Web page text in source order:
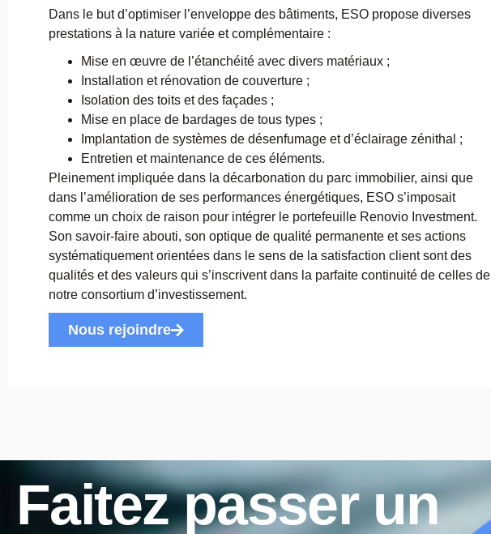
Dans le but d’optimiser l’enveloppe des bâtiments, ESO propose diverses
prestations à la nature variée et complémentaire :
Mise en œuvre de l’étanchéité avec divers matériaux ;
Installation et rénovation de couverture ;
Isolation des toits et des façades ;
Mise en place de bardages de tous types ;
Implantation de systèmes de désenfumage et d’éclairage zénithal ;
Entretien et maintenance de ces éléments.
Pleinement impliquée dans la décarbonation du parc immobilier, ainsi que
dans l’amélioration de ses performances énergétiques, ESO s’imposait
comme un choix de raison pour intégrer le portefeuille Renovio Investment.
Son savoir-faire abouti, son optique de qualité permanente et ses actions
systématiquement orientées dans le sens de la satisfaction client sont des
qualités et des valeurs qui s’inscrivent dans la parfaite continuité de celles de
notre consortium d’investissement.
Nous rejoindre
Faitez passer un